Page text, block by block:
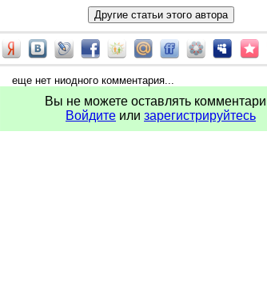
еще нет ниодного комментария...
Вы не можете оставлять
Войдите или зарегистрируйтесь